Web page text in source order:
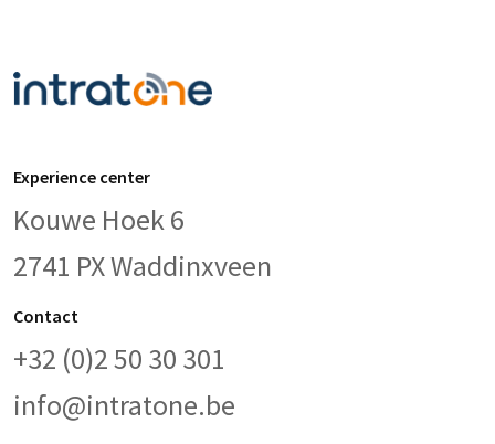
Experience center
Kouwe Hoek 6
2741 PX Waddinxveen
Contact
+32 (0)2 50 30 301
info@intratone.be